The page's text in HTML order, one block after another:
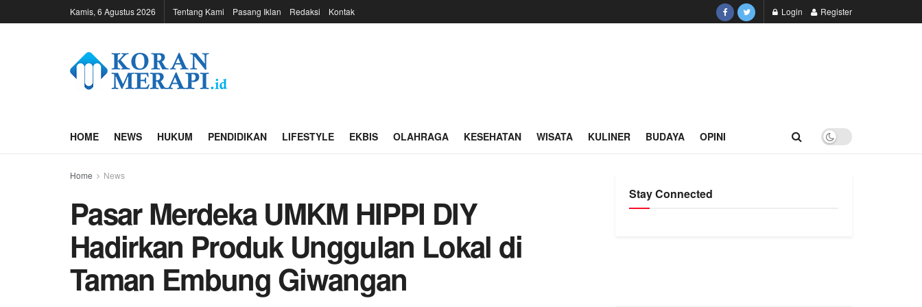
Kamis, 6 Agustus 2026 Tentang Kami Pasang Iklan Redaksi Kontak Login Register
HOME NEWS HUKUM PENDIDIKAN LIFESTYLE EKBIS OLAHRAGA KESEHATAN WISATA KULINER BUDAYA OPINI
Home News
Pasar Merdeka UMKM HIPPI DIY
Hadirkan Produk Unggulan Lokal di
Taman Embung Giwangan
Stay Connected